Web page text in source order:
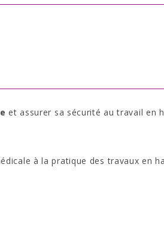
et assurer sa sécurité au travail en
à la pratique des travaux en